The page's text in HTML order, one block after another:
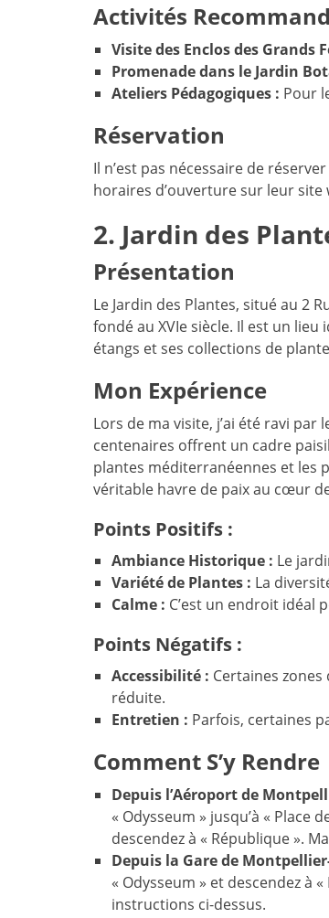
Activités
Visite des Enclos des Grands
Promenade dans le Jardin
Ateliers Pédagogiques : Pour
Réservation
Il n’est pas nécessaire de
horaires d’ouverture sur leur site
2. Jardin des
Présentation
Le Jardin des Plantes, situé au 2
fondé au XVIe siècle. Il est un
étangs et ses collections de
Mon Expérience
Lors de ma visite, j’ai été ravi
centenaires offrent un cadre
plantes méditerranéennes et les
véritable havre de paix au cœur
Points Positifs :
Ambiance Historique : Le
Variété de Plantes : La
Calme : C’est un endroit idéal
Points Négatifs :
Accessibilité : Certaines
réduite.
Entretien : Parfois, certaines
Comment S’y Rendre
Depuis l’Aéroport de
« Odysseum » jusqu’à « Place
descendez à « République ».
Depuis la Gare de
« Odysseum » et descendez à
instructions ci-dessus.